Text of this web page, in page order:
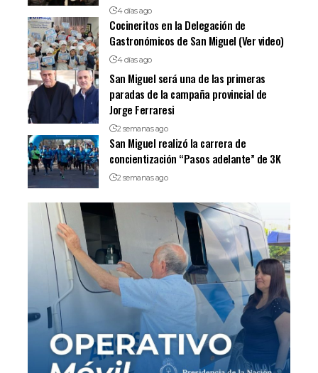
4 días ago
Cocineritos en la Delegación de
Gastronómicos de San Miguel (Ver video)
4 días ago
San Miguel será una de las primeras
paradas de la campaña provincial de
Jorge Ferraresi
2 semanas ago
San Miguel realizó la carrera de
concientización “Pasos adelante” de 3K
2 semanas ago